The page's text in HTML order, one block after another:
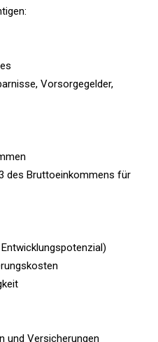
Vorsorgegelder,
des Bruttoeinkommens für
und Versicherungen